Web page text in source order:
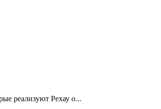
реализуют Рехау о...